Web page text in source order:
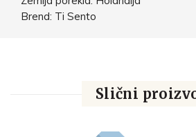
Brend: Ti Sento
Slični